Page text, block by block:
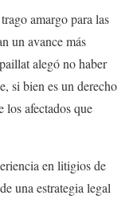
amargo para las
un avance más
alegó no haber
si bien es un derecho
los afectados que
en litigios de
una estrategia legal